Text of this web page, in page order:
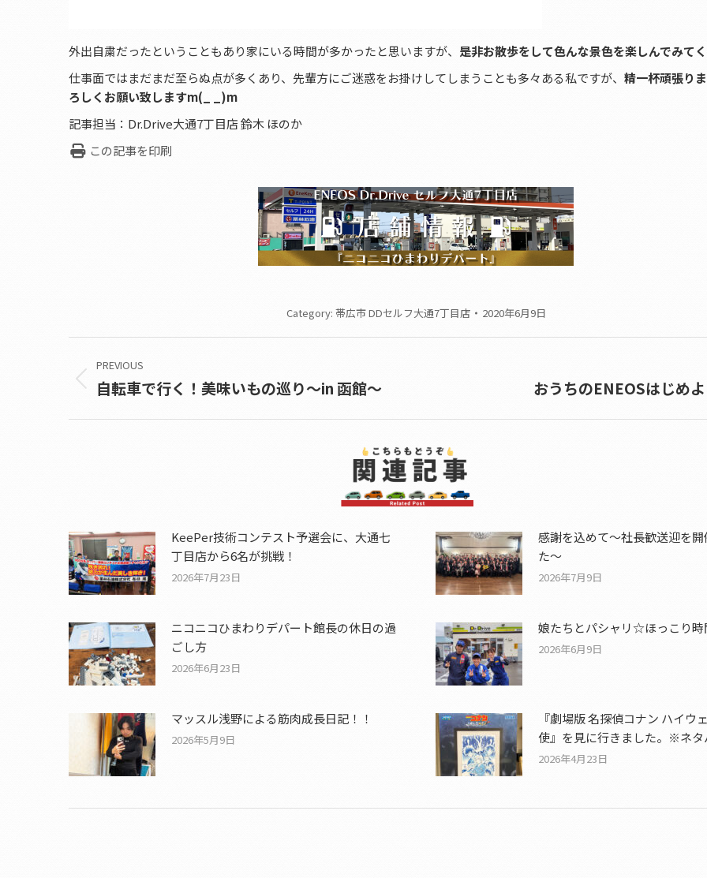
外出自粛だったということもあり家にいる時間が多かったと思いますが、 是非お散歩をして色んな景色を楽しんでみて
仕事面ではまだまだ至らぬ点が多くあり、先輩方にご迷惑をお掛けしてしまうことも多々ある私ですが、 精一杯頑張り
ろしくお願い致しますm(_ _)m
記事担当：Dr.Drive大通7丁目店 鈴木 ほのか
この記事を印刷
Category: 帯広市 DDセルフ大通7丁目店 2020年6月9日
navigation
PREVIOUS
Previous
自転車で行く！美味いもの巡り～in 函館～ おうちのENEOSはじめ
KeePer技術コンテスト予選会に、大通七
丁目店から6名が挑戦！
2026年7月23日
感謝を込めて〜社長歓送迎を
た〜
2026年7月9日
ニコニコひまわりデパート館長の休日の過
ごし方
2026年6月23日
娘たちとパシャリ☆ほっこり
2026年6月9日
マッスル浅野による筋肉成長日記！！
2026年5月9日
『劇場版 名探偵コナン ハイウ
使』を見に行きました。※ネタ
2026年4月23日